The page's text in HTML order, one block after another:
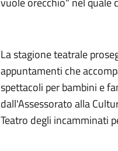
La stagione teatrale
appuntamenti che
spettacoli per bambini e
dall'Assessorato alla
Teatro degli incamminati